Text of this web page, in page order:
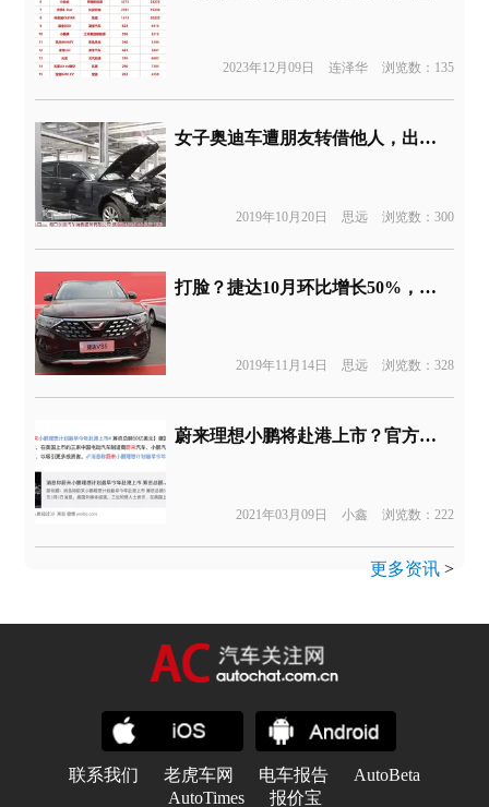
2023年12月09日 连泽华 浏览数：135
女子奥迪车遭朋友转借他人，出事故后，车被4S店“扣”了
2019年10月20日 思远 浏览数：300
打脸？捷达10月环比增长50%，累计售出1.6万辆
2019年11月14日 思远 浏览数：328
蔚来理想小鹏将赴港上市？官方回应
2021年03月09日 小鑫 浏览数：222
更多资讯>
联系我们 老虎车网 电车报告
AutoBeta
AutoTimes
报价宝